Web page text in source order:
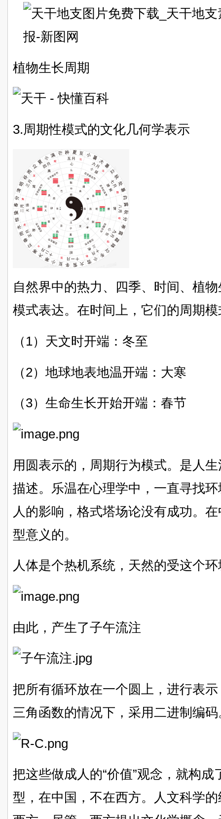
植物生长周期
3.周期性模式的文化几何学表示
自然界中的热力、四季、时间、植
模式表达。在时间上，它们的周期
（1）天文时开端：冬至
（2）地球地表地温开端：大寒
（3）生命生长开始开端：春节
用圆表示的，周期行为模式。是人
描述。乐温在心理学中，一直寻找
人的影响，格式塔场论没有成功。
型意义的。
人体是个热机系统，天然的受这个
由此，产生了子午流注
把所有循环放在一个圆上，进行表
三角函数的情况下，采用二进制编码
把这些做成人的“价值”观念，就构成
型，在中国，不在西方。人文科学